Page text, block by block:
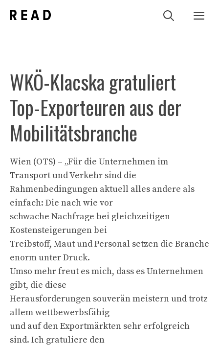
Inhalt
WKÖ-Klacska gratuliert
Top-Exporteuren aus der
Mobilitätsbranche
Wien (OTS) – „Für die Unternehmen im
Transport und Verkehr sind die
Rahmenbedingungen aktuell alles andere als
einfach: Die nach wie vor
schwache Nachfrage bei gleichzeitigen
Kostensteigerungen bei
Treibstoff, Maut und Personal setzen die Branche
enorm unter Druck.
Umso mehr freut es mich, dass es Unternehmen
gibt, die diese
Herausforderungen souverän meistern und trotz
allem wettbewerbsfähig
und auf den Exportmärkten sehr erfolgreich
sind. Ich gratuliere den